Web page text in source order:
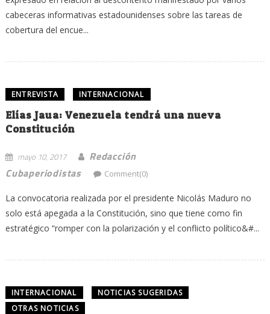
cabeceras informativas estadounidenses sobre las tareas de
cobertura del encue...
ENTREVISTA INTERNACIONAL
Elías Jaua: Venezuela tendrá una nueva
Constitución
mayo 10, 2017
Redacción
Cubaperiodistas
Comment(0)
La convocatoria realizada por el presidente Nicolás Maduro no
solo está apegada a la Constitución, sino que tiene como fin
estratégico “romper con la polarización y el conflicto político&#...
INTERNACIONAL
NOTICIAS SUGERIDAS
OTRAS NOTICIAS